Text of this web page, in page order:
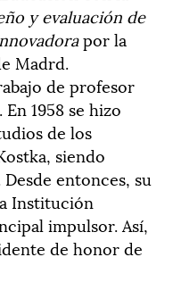
y evaluación de
por la
Madrd.
de profesor
1958 se hizo
de los
siendo
entonces, su
Institución
impulsor. Así,
de honor de